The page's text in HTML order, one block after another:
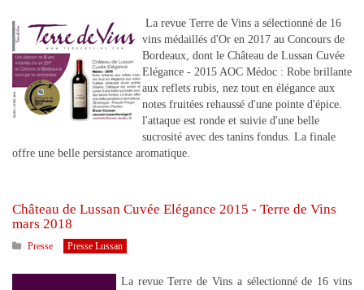
La revue Terre de Vins a sélectionné de 16
vins médaillés d'Or en 2017 au Concours de
Bordeaux, dont le Château de Lussan Cuvée
Elégance - 2015 AOC Médoc : Robe brillante
aux reflets rubis, nez tout en élégance aux
notes fruitées rehaussé d'une pointe d'épice.
l'attaque est ronde et suivie d'une belle
sucrosité avec des tanins fondus. La finale
offre une belle persistance aromatique.
Château de Lussan Cuvée Elégance 2015 - Terre de Vins
mars 2018
Presse Presse Lussan
La revue Terre de Vins a sélectionné de 16 vins